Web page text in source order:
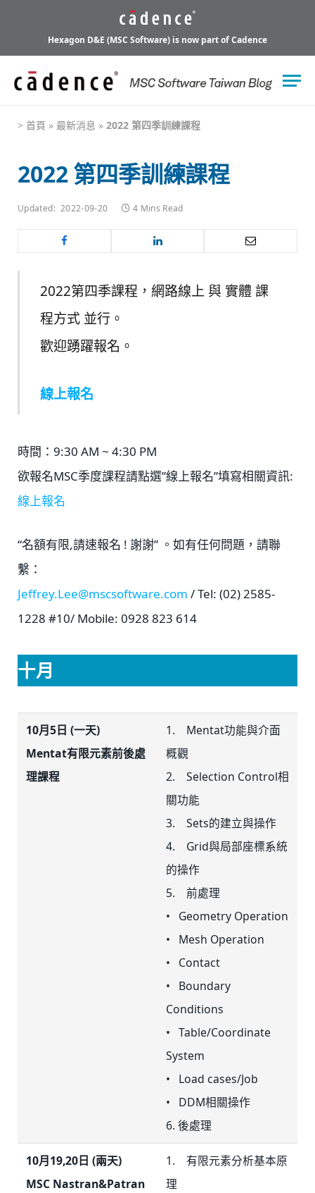
Hexagon D&E (MSC Software) is now part of Cadence
> 首頁 » 最新消息 » 2022 第四季訓練課程
2022 第四季訓練課程
Updated: 2022-09-20 4 Mins Read
2022第四季課程，網路線上 與 實體 課
程方式 並行。
歡迎踴躍報名。
線上報名
時間：9:30 AM ~ 4:30 PM
欲報名MSC季度課程請點選”線上報名”填寫相關資訊:
線上報名
“名額有限,請速報名 ! 謝謝” 。如有任何問題，請聯
繫：
Jeffrey.Lee@mscsoftware.com / Tel: (02) 2585-
1228 #10/ Mobile: 0928 823 614
十月
10月5日 (一天)
Mentat有限元素前後處
理課程
1. Mentat功能與介面
概觀
2. Selection Control相
關功能
3. Sets的建立與操作
4. Grid與局部座標系統
的操作
5. 前處理
• Geometry Operation
• Mesh Operation
• Contact
• Boundary
Conditions
• Table/Coordinate
System
• Load cases/Job
• DDM相關操作
6. 後處理
10月19,20日 (兩天)
MSC Nastran&Patran
1. 有限元素分析基本原
理